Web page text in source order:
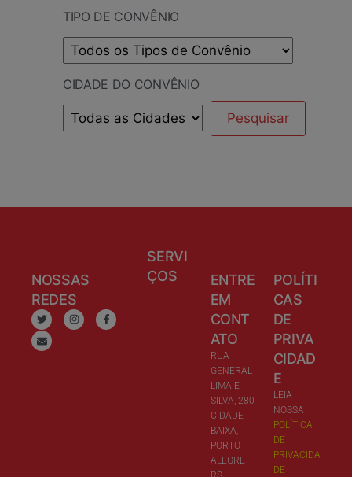
TIPO DE CONVÊNIO
CIDADE DO CONVÊNIO
NOSSAS
REDES
SERVI
ÇOS
ENTRE
EM
CONT
ATO
RUA
GENERAL
LIMA E
SILVA, 280
CIDADE
BAIXA,
PORTO
ALEGRE –
POLÍTI
CAS
DE
PRIVA
CIDAD
E
LEIA
NOSSA
POLÍTICA
DE
PRIVACIDA
DE